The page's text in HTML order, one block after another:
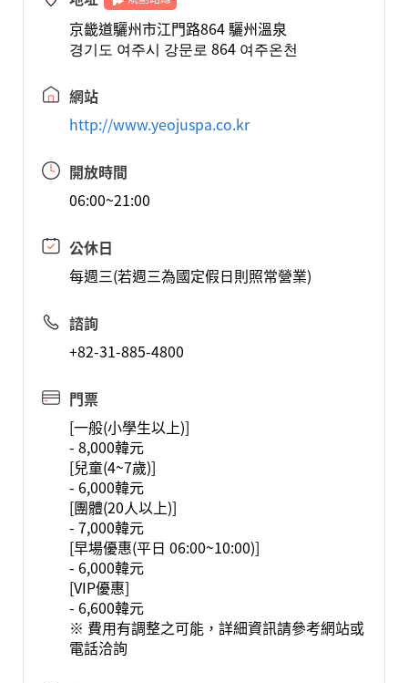
京畿道驪州市江門路864 驪州溫泉
경기도 여주시 강문로 864 여주온천
網站
http://www.yeojuspa.co.kr
開放時間
06:00~21:00
公休日
每週三(若週三為國定假日則照常營業)
諮詢
+82-31-885-4800
門票
[一般(小學生以上)]
- 8,000韓元
[兒童(4~7歲)]
- 6,000韓元
[團體(20人以上)]
- 7,000韓元
[早場優惠(平日 06:00~10:00)]
- 6,000韓元
[VIP優惠]
- 6,600韓元
※ 費用有調整之可能，詳細資訊請參考網站或
電話洽詢